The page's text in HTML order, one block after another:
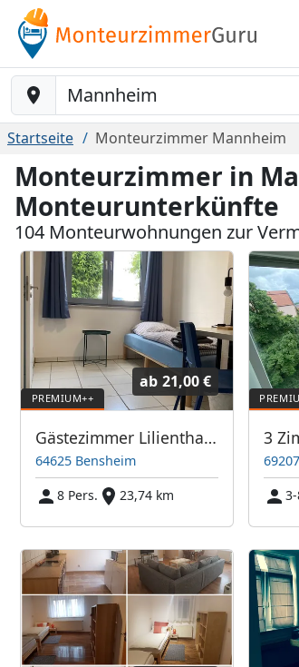
Baustelle-Location
Startseite Monteurzimmer Mannheim
Monteurzimmer in
Monteurunterkünfte
104 Monteurwohnungen zur
ab 21,00 €
Gästezimmer Lilienthal WhatsApp 01737743895
64625 Bensheim
8 Pers.
23,74 km